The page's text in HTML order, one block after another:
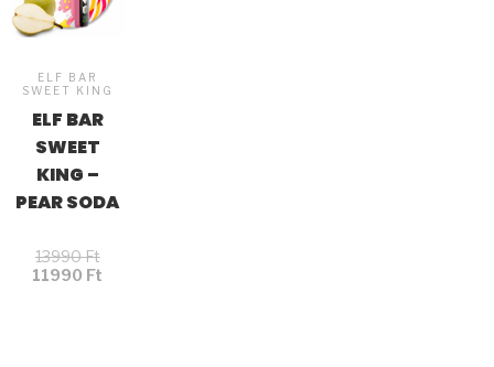
ELF BAR
SWEET KING
ELF BAR
SWEET
KING –
PEAR SODA
13990Ft
11990 Ft